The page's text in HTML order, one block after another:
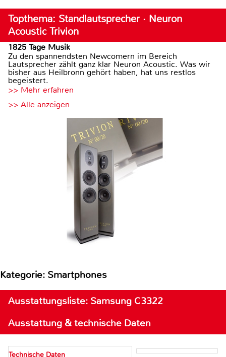
Topthema: Standlautsprecher · Neuron
Acoustic Trivion
1825 Tage Musik
Zu den spannendsten Newcomern im Bereich
Lautsprecher zählt ganz klar Neuron Acoustic. Was wir
bisher aus Heilbronn gehört haben, hat uns restlos
begeistert.
>> Mehr erfahren
>> Alle anzeigen
Kategorie: Smartphones
Ausstattungsliste: Samsung C3322
Ausstattung & technische Daten
Technische Daten